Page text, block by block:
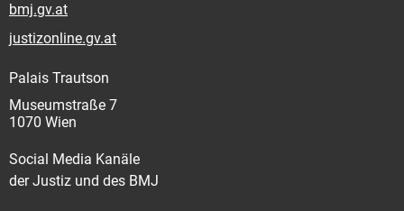
bmj.gv.at
justizonline.gv.at
Palais Trautson
Museumstraße 7
1070 Wien
Social Media Kanäle
der Justiz und des BMJ